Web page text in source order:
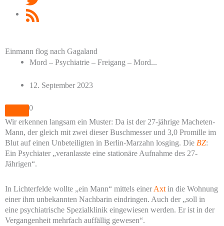
Einmann flog nach Gagaland
Mord – Psychiatrie – Freigang – Mord...
12. September 2023
0
Wir erkennen langsam ein Muster: Da ist der 27-jährige Macheten-
Mann, der gleich mit zwei dieser Buschmesser und 3,0 Promille im
Blut auf einen Unbeteiligten in Berlin-Marzahn losging. Die BZ:
Ein Psychiater „veranlasste eine stationäre Aufnahme des 27-
Jährigen“.
In Lichterfelde wollte „ein Mann“ mittels einerAxtin die Wohnung
einer ihm unbekannten Nachbarin eindringen. Auch der „soll in
eine psychiatrische Spezialklinik eingewiesen werden. Er ist in der
Vergangenheit mehrfach auffällig gewesen“.